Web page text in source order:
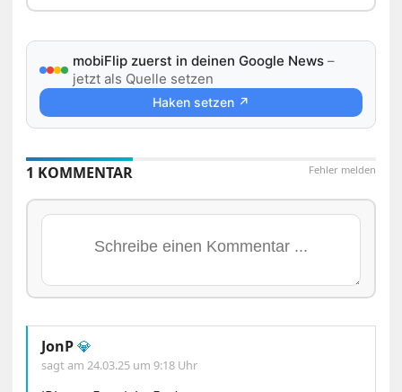
mobiFlip zuerst in deinen Google News –
jetzt als Quelle setzen
Haken setzen ↗
Fehler melden
1 KOMMENTAR
JonP💎
sagt am24.03.25 um 9:18 Uhr